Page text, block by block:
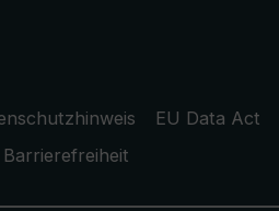
EU Data Act
Barrierefreiheit